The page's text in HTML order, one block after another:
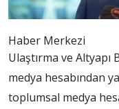
Haber Merkezi
Ulaştırma ve
medya hesabından
toplumsal medya